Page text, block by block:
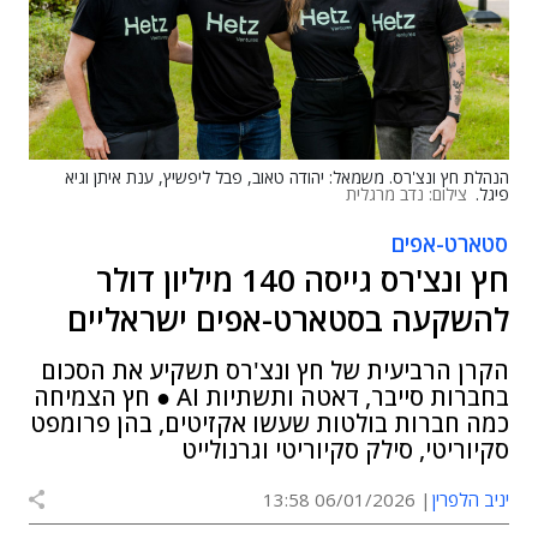
הנהלת חץ ונצ'רס. משמאל: יהודה טאוב, פבל ליפשיץ, ענת איתן וגיא
פיגל. צילום: נדב מרגלית
סטארט-אפים
חץ ונצ'רס גייסה 140 מיליון דולר
להשקעה בסטארט-אפים ישראליים
הקרן הרביעית של חץ ונצ'רס תשקיע את הסכום
בחברות סייבר, דאטה ותשתיות AI ● חץ הצמיחה
כמה חברות בולטות שעשו אקזיטים, בהן פרומפט
סקיוריטי, סילק סקיוריטי וגרנולייט
יניב הלפרין 06/01/2026 13:58